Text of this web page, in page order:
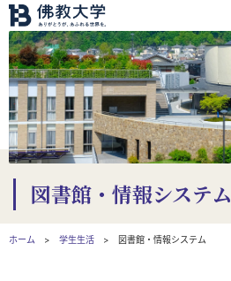
図書館・情報システム
ホーム 学生生活 図書館・情報システム